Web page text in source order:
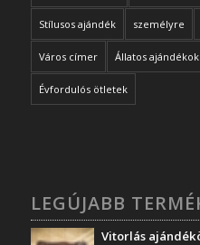
Stílusos ajándék személyre
Város címer Állatos ajándékok
Évfordulós ötletek
LEGÚJABB
Vitorlás